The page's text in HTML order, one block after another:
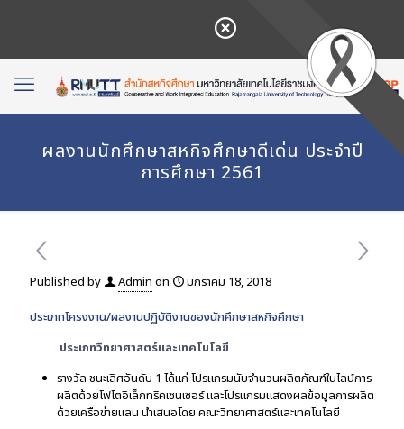
ผลงานนักศึกษาสหกิจศึกษาดีเด่น ประจำปี
การศึกษา 2561
Published by Admin on
มกราคม 18, 2018
ประเภทโครงงาน/ผลงานปฏิบัติงานของนักศึกษาสหกิจศึกษา
ประเภทวิทยาศาสตร์และเทคโนโลยี
รางวัล ชนะเลิศอันดับ 1 ได้แก่ โปรแกรมนับจำนวนผลิตภัณฑ์ในไลน์การ
ผลิตด้วยโฟโตอิเล็กทริคเซนเซอร์ และโปรแกรมแสดงผลข้อมูลการผลิต
ด้วยเครือข่ายแลน นำเสนอโดย คณะวิทยาศาสตร์และเทคโนโลยี